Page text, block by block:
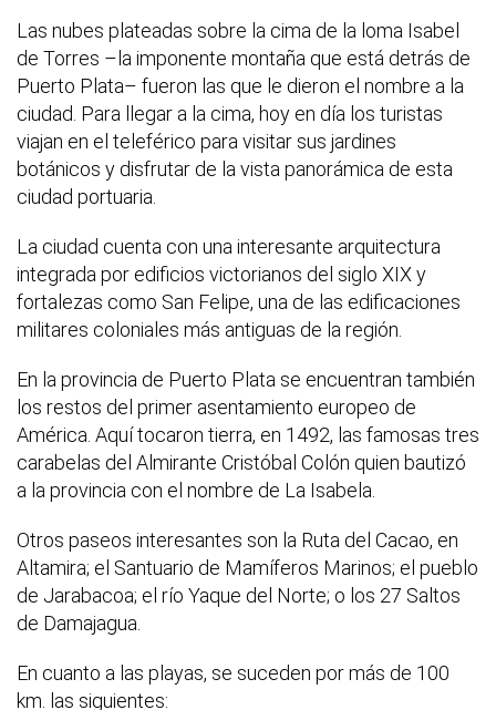
Las nubes plateadas sobre la cima de la loma Isabel
de Torres –la imponente montaña que está detrás de
Puerto Plata– fueron las que le dieron el nombre a la
ciudad. Para llegar a la cima, hoy en día los turistas
viajan en el teleférico para visitar sus jardines
botánicos y disfrutar de la vista panorámica de esta
ciudad portuaria.
La ciudad cuenta con una interesante arquitectura
integrada por edificios victorianos del siglo XIX y
fortalezas como San Felipe, una de las edificaciones
militares coloniales más antiguas de la región.
En la provincia de Puerto Plata se encuentran también
los restos del primer asentamiento europeo de
América. Aquí tocaron tierra, en 1492, las famosas tres
carabelas del Almirante Cristóbal Colón quien bautizó
a la provincia con el nombre de La Isabela.
Otros paseos interesantes son la Ruta del Cacao, en
Altamira; el Santuario de Mamíferos Marinos; el pueblo
de Jarabacoa; el río Yaque del Norte; o los 27 Saltos
de Damajagua.
En cuanto a las playas, se suceden por más de 100
km. las siguientes: